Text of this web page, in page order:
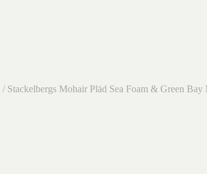
/ Stackelbergs Mohair Pläd Sea Foam & Green Bay